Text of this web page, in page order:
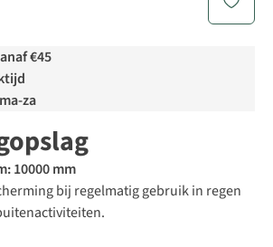
€45
za
10000 mm
bij regelmatig gebruik in regen